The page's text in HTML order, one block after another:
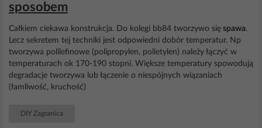
sposobem
Całkiem ciekawa konstrukcja. Do kolegi bb84 tworzywo się spawa.
Lecz sekretem tej techniki jest odpowiedni dobór temperatur. Np
tworzywa polilefinowe (polipropylen, polietylen) należy łączyć w
temperaturach ok 170-190 stopni. Większe temperatury spowodują
degradacje tworzywa lub łączenie o niespójnych wiązaniach
(łamliwość, kruchość)
DIY Zagranica